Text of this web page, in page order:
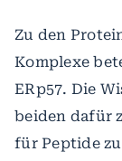
Zu den
Komplexe
ERp57. Die
beiden dafür
für Peptide